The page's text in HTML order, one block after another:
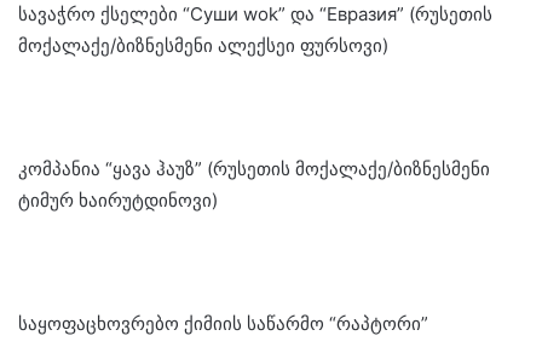
სავაჭრო ქსელები “Суши wok” და “Евразия” (რუსეთის
მოქალაქე/ბიზნესმენი ალექსეი ფურსოვი)
კომპანია “ყავა ჰაუზ” (რუსეთის მოქალაქე/ბიზნესმენი
ტიმურ ხაირუტდინოვი)
საყოფაცხოვრებო ქიმიის საწარმო “რაპტორი”